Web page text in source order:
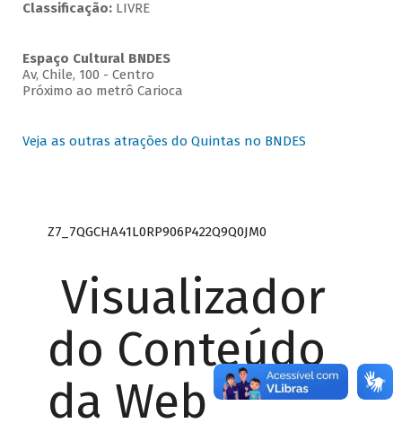
Classificação: LIVRE
Espaço Cultural BNDES
Av, Chile, 100 - Centro
Próximo ao metrô Carioca
Veja as outras atrações do Quintas no BNDES
Z7_7QGCHA41L0RP906P422Q9Q0JM0
Visualizador
do Conteúdo
da Web